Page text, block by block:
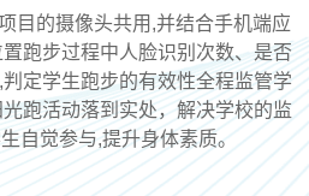
目的摄像头共用,并结合手机端应
跑步过程中人脸识别次数、是否
定学生跑步的有效性全程监管学
跑活动落到实处，解决学校的监
自觉参与,提升身体素质。